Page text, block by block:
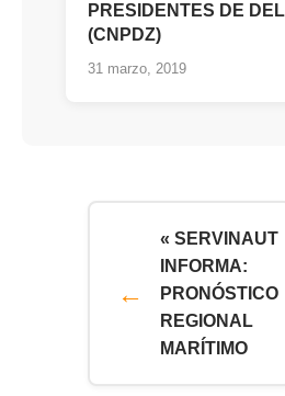
PRESIDENTES DE
(CNPDZ)
31 marzo, 2019
« SERVINAUT
INFORMA:
PRONÓSTICO
REGIONAL
MARÍTIMO